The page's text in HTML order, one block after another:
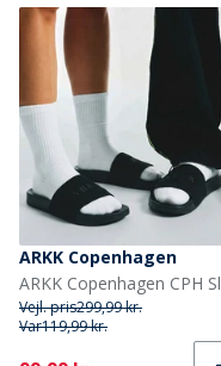
ARKK Copenhagen
Vejl. pris299,99 kr.
Var119,99 kr.